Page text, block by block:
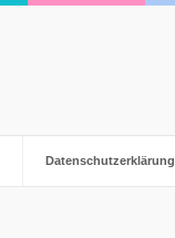
Datenschutzerklärung